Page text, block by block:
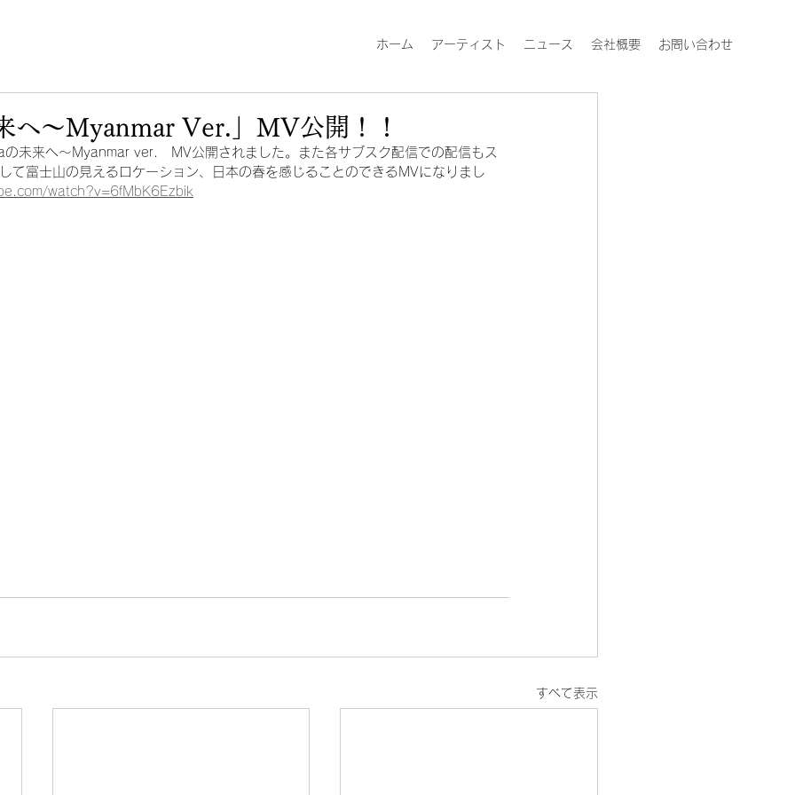
ホーム アーティスト ニュース 会社概要 お問い合わせ
へ～Myanmar Ver.」MV公開！！
未来へ～Myanmar ver.　MV公開されました。また各サブスク配信での配信もス
て富士山の見えるロケーション、日本の春を感じることのできるMVになりまし
watch?v=6fMbK6Ezbik
すべて表示